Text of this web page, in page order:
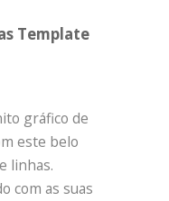
Template
gráfico de
este belo
linhas.
com as suas